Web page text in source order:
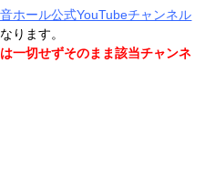
ホール公式YouTubeチャンネル
ります。
一切せずそのまま該当チャンネ